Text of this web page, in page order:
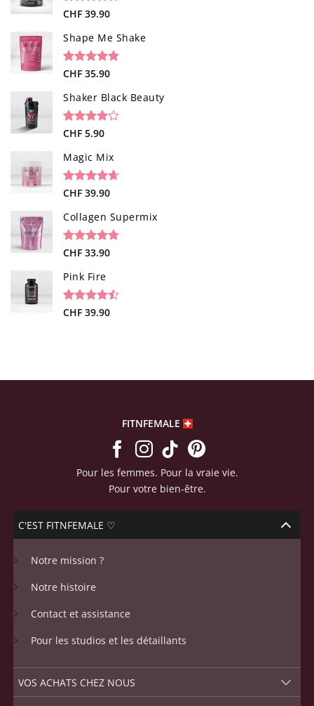
Noté4.52
sur
96
notations
client
CHF 39.90
Shape Me Shake
Noté4.85
sur
40
client
CHF 35.90
Shaker Black Beauty
Noté
5 basé
1
notation
client
CHF 5.90
Magic Mix
Noté4.65
sur
34
notations
client
CHF 39.90
Collagen Supermix
Noté4.73
sur
26
client
CHF 33.90
Pink Fire
Noté4.47
19
CHF 39.90
FITNFEMALE
Pour les femmes. Pour la vraie vie.
Pour votre bien-être.
C'EST FITNFEMALE ♡
Notre mission ?
Notre histoire
Contact et assistance
Pour les studios et les détaillants
VOS ACHATS CHEZ NOUS